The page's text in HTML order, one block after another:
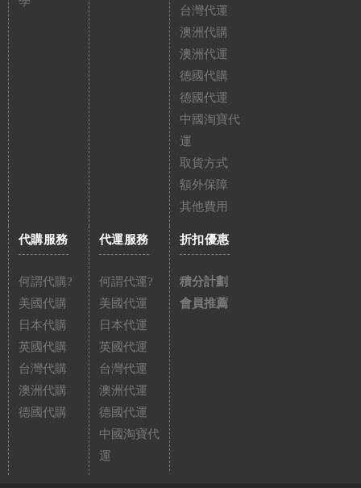
台灣代運
澳洲代購
澳洲代運
德國代購
德國代運
中國淘寶代
運
取貨方式
額外保障
其他費用
代購服務
何謂代購?
美國代購
日本代購
英國代購
台灣代購
澳洲代購
德國代購
代運服務
何謂代運?
美國代運
日本代運
英國代運
台灣代運
澳洲代運
德國代運
中國淘寶代
運
折扣優惠
積分計劃
會員推薦